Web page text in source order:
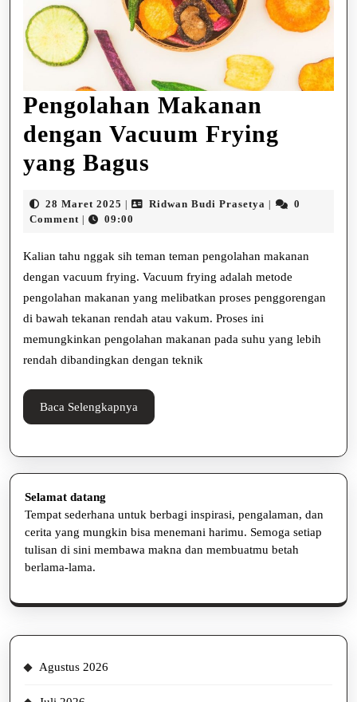
Pengolahan Makanan
dengan Vacuum Frying
yang Bagus
Vacuum
Frying
yang
Bagus
28 Maret 2025 28
Maret
Ridwan Budi Prasetya Ridwan
0
Comment
09:00
Kalian tahu nggak sih teman teman pengolahan makanan
dengan vacuum frying. Vacuum frying adalah metode
pengolahan makanan yang melibatkan proses penggorengan
di bawah tekanan rendah atau vakum. Proses ini
memungkinkan pengolahan makanan pada suhu yang lebih
rendah dibandingkan dengan teknik
Baca Selengkapnya
Selengkapnya
Selamat datang
Tempat sederhana untuk berbagi inspirasi, pengalaman, dan
cerita yang mungkin bisa menemani harimu. Semoga setiap
tulisan di sini membawa makna dan membuatmu betah
berlama-lama.
Agustus 2026